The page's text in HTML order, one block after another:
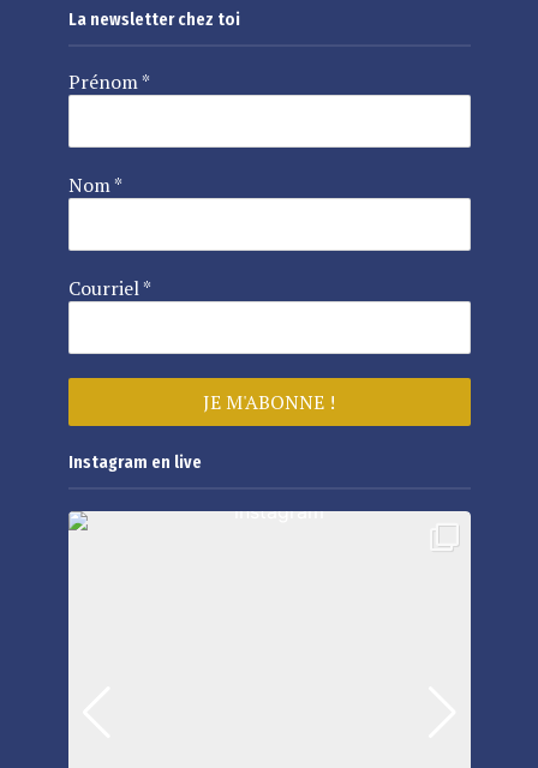
La newsletter chez toi
Prénom*
Nom*
Courriel*
Instagram en live